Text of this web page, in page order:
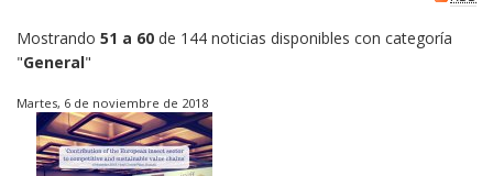
Mostrando 51 a 60 de 144 noticias disponibles con categoría
"General"
Martes, 6 de noviembre de 2018